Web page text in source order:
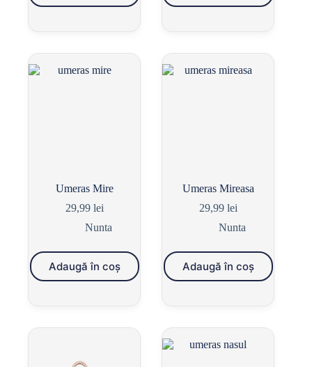
Umeras Mire
29,99 lei
Nunta
Adaugă în coș
Umeras Mireasa
29,99 lei
Nunta
Adaugă în coș